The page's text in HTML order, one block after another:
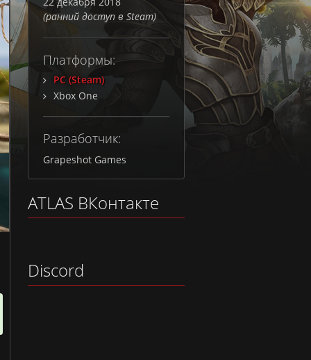
(ранний доступ в Steam)
Платформы:
PC (Steam)
Xbox One
Разработчик:
Grapeshot Games
ATLAS ВКонтакте
Discord